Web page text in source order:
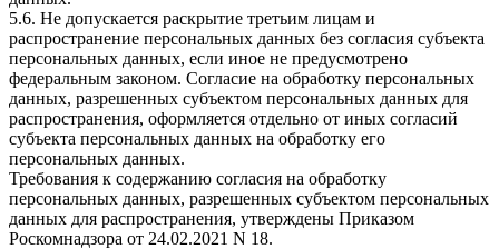
5.6. Не допускается раскрытие третьим лицам и
распространение персональных данных без согласия субъекта
персональных данных, если иное не предусмотрено
федеральным законом. Согласие на обработку персональных
данных, разрешенных субъектом персональных данных для
распространения, оформляется отдельно от иных согласий
субъекта персональных данных на обработку его
персональных данных.
Требования к содержанию согласия на обработку
персональных данных, разрешенных субъектом персональных
данных для распространения, утверждены Приказом
Роскомнадзора от 24.02.2021 N 18.